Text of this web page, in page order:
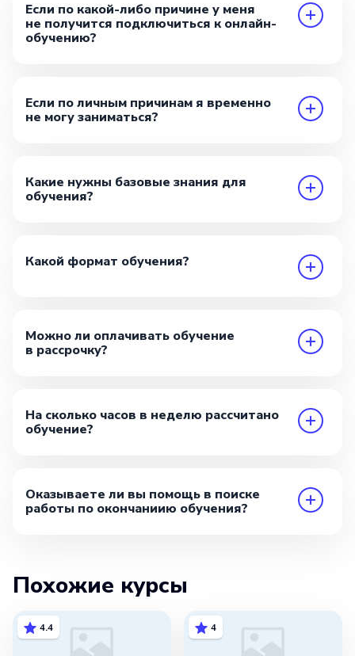
Если по какой-либо причине у меня
не получится подключиться к онлайн-
обучению?
Если по личным причинам я временно
не могу заниматься?
Какие нужны базовые знания для
обучения?
Какой формат обучения?
Можно ли оплачивать обучение
в рассрочку?
На сколько часов в неделю рассчитано
обучение?
Оказываете ли вы помощь в поиске
работы по окончаниию обучения?
Похожие курсы
4.4 4